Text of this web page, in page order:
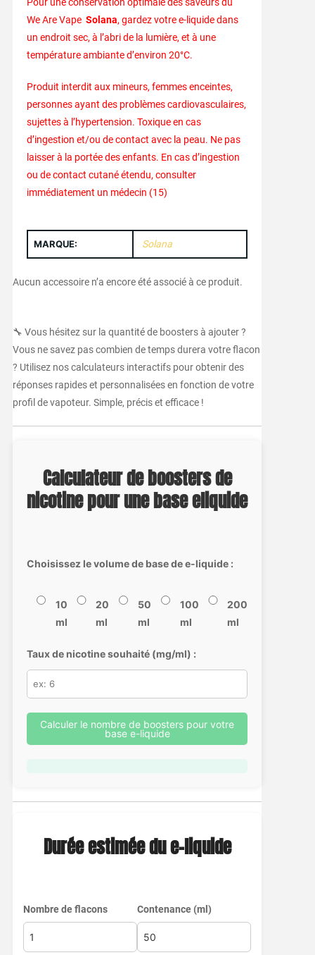
Pour une conservation optimale des saveurs du
We Are Vape Solana, gardez votre e-liquide dans
un endroit sec, à l’abri de la lumière, et à une
température ambiante d’environ 20°C.
Produit interdit aux mineurs, femmes enceintes,
personnes ayant des problèmes cardiovasculaires,
sujettes à l’hypertension. Toxique en cas
d’ingestion et/ou de contact avec la peau. Ne pas
laisser à la portée des enfants. En cas d’ingestion
ou de contact cutané étendu, consulter
immédiatement un médecin (15)
MARQUE: Solana
Aucun accessoire n’a encore été associé à ce produit.
🔧 Vous hésitez sur la quantité de boosters à ajouter ?
Vous ne savez pas combien de temps durera votre flacon
? Utilisez nos calculateurs interactifs pour obtenir des
réponses rapides et personnalisées en fonction de votre
profil de vapoteur. Simple, précis et efficace !
Calculateur de boosters de
nicotine pour une base eliquide
Choisissez le volume de base de e-liquide :
10
ml
20
ml
50
ml
100
ml
200
ml
Taux de nicotine souhaité (mg/ml) :
Calculer le nombre de boosters pour votre
base e-liquide
Durée estimée du e-liquide
Nombre de flacons Contenance (ml)